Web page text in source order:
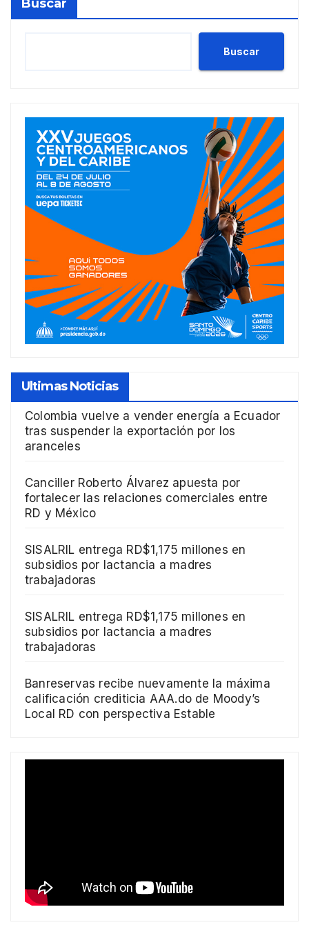
Buscar
Buscar
Ultimas Noticias
Colombia vuelve a vender energía a Ecuador
tras suspender la exportación por los
aranceles
Canciller Roberto Álvarez apuesta por
fortalecer las relaciones comerciales entre
RD y México
SISALRIL entrega RD$1,175 millones en
subsidios por lactancia a madres
trabajadoras
SISALRIL entrega RD$1,175 millones en
subsidios por lactancia a madres
trabajadoras
Banreservas recibe nuevamente la máxima
calificación crediticia AAA.do de Moody’s
Local RD con perspectiva Estable